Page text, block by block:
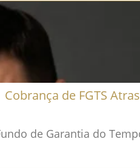
Cobrança de FGTS
de Garantia do